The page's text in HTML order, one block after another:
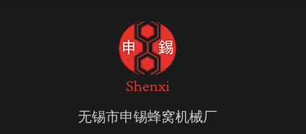
无锡市申锡蜂窝机械厂